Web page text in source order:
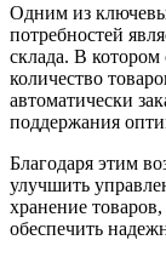
Одним из
потребностей
склада. В котором
количество
автоматически
поддержания
Благодаря этим
улучшить
хранение
обеспечить